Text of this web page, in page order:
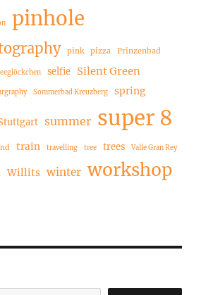
pinhole
pink pizza Prinzenbad
selfie Silent Green
Sommerbad Kreuzberg spring
summer super 8
train travelling tree trees Valle Gran Rey
Willits winter workshop